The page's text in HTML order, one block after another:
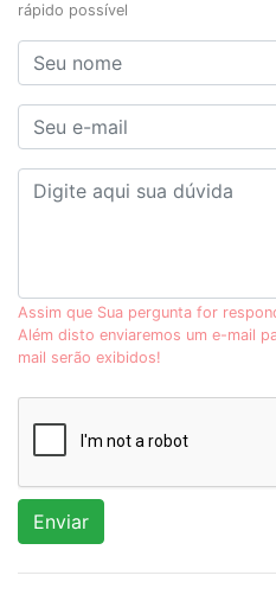
rápido possível
Assim que Sua pergunta for
Além disto enviaremos um e-mail
mail serão exibidos!
Enviar